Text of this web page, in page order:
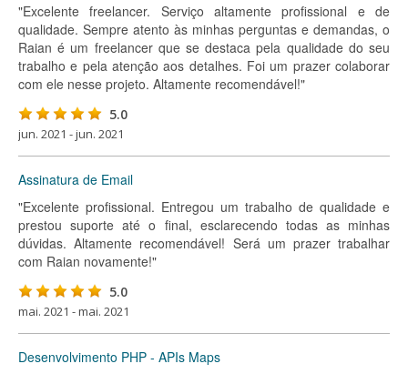
"Excelente freelancer. Serviço altamente profissional e de
qualidade. Sempre atento às minhas perguntas e demandas, o
Raian é um freelancer que se destaca pela qualidade do seu
trabalho e pela atenção aos detalhes. Foi um prazer colaborar
com ele nesse projeto. Altamente recomendável!"
5.0
jun. 2021 - jun. 2021
Assinatura de Email
"Excelente profissional. Entregou um trabalho de qualidade e
prestou suporte até o final, esclarecendo todas as minhas
dúvidas. Altamente recomendável! Será um prazer trabalhar
com Raian novamente!"
5.0
mai. 2021 - mai. 2021
Desenvolvimento PHP - APIs Maps